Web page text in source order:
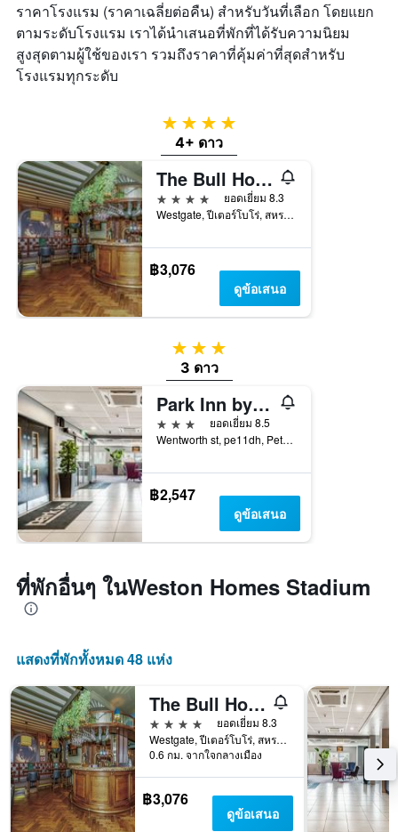
ราคาโรงแรม (ราคาเฉลี่ยต่อคืน) สำหรับวันที่เลือก โดยแยก
ตามระดับโรงแรม เราได้นำเสนอที่พักที่ได้รับความนิยม
สูงสุดตามผู้ใช้ของเรา รวมถึงราคาที่คุ้มค่าที่สุดสำหรับ
โรงแรมทุกระดับ
4 ดาว
4+ ดาว
The Bull Hotel, Sure Hotel Collection by Best Western
4 ดาว
ยอดเยี่ยม 8.3
Westgate, ปีเตอร์โบโร่, สหราชอาณาจักร
฿3,076
ดูข้อเสนอ
3 ดาว
3 ดาว
Park Inn by Radisson Peterborough City Center
3 ดาว
ยอดเยี่ยม 8.5
Wentworth st, pe11dh, Peterborough, ปีเตอร์โบโร่, สหราชอาณาจักร
฿2,547
ดูข้อเสนอ
ที่พักอื่นๆ ในWeston Homes Stadium
แสดงที่พักทั้งหมด 48 แห่ง
The Bull Hotel, Sure Hotel Collection by Best Western
4 ดาว
ยอดเยี่ยม 8.3
Westgate, ปีเตอร์โบโร่, สหราชอาณาจักร
0.6 กม. จากใจกลางเมือง
฿3,076
ดูข้อเสนอ